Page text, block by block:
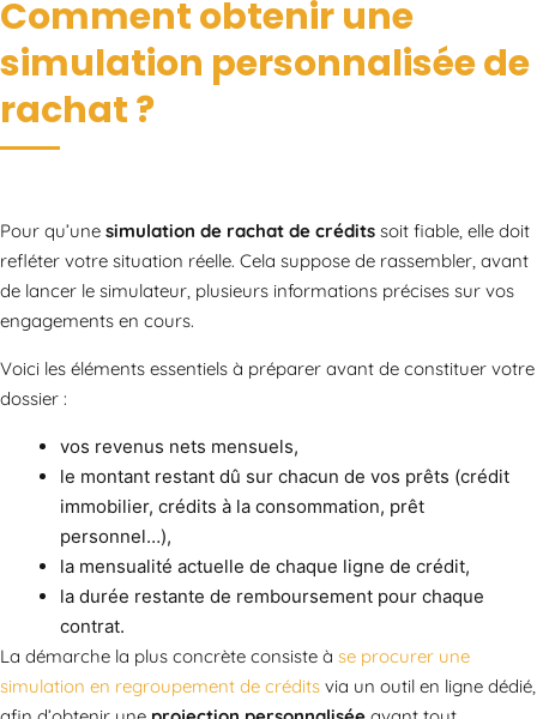
Comment obtenir une
simulation personnalisée de
rachat ?
Pour qu’une simulation de rachat de crédits soit fiable, elle doit
refléter votre situation réelle. Cela suppose de rassembler, avant
de lancer le simulateur, plusieurs informations précises sur vos
engagements en cours.
Voici les éléments essentiels à préparer avant de constituer votre
dossier :
vos revenus nets mensuels,
le montant restant dû sur chacun de vos prêts (crédit
immobilier, crédits à la consommation, prêt
personnel…),
la mensualité actuelle de chaque ligne de crédit,
la durée restante de remboursement pour chaque
contrat.
La démarche la plus concrète consiste à se procurer une
simulation en regroupement de crédits via un outil en ligne dédié,